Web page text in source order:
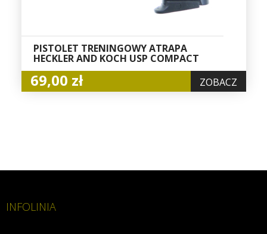
PISTOLET TRENINGOWY ATRAPA
HECKLER AND KOCH USP COMPACT
69,00 zł ZOBACZ
INFOLINIA